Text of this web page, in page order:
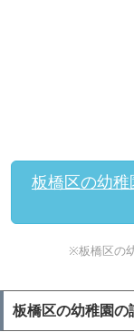
板橋区の幼
※板橋区の
板橋区の幼稚園の